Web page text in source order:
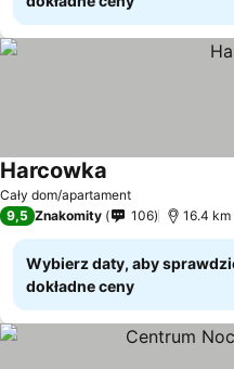
Cały dom/apartament
Harcowka
9,5 Znakomity 106 16.4 km
Wybierz daty, aby
dokładne ceny